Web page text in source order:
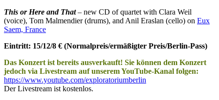
This or Here and That– new CD of quartet with Clara Weil
(voice), Tom Malmendier (drums), and Anil Eraslan (cello) on Eux
Saem, France
Eintritt: 15/12/8 € (Normalpreis/ermäßigter Preis/Berlin-Pass)
Das Konzert ist bereits ausverkauft! Sie können dem Konzert
jedoch via Livestream auf unserem YouTube-Kanal folgen:
https://www.youtube.com/exploratoriumberlin
Der Livestream ist kostenlos.